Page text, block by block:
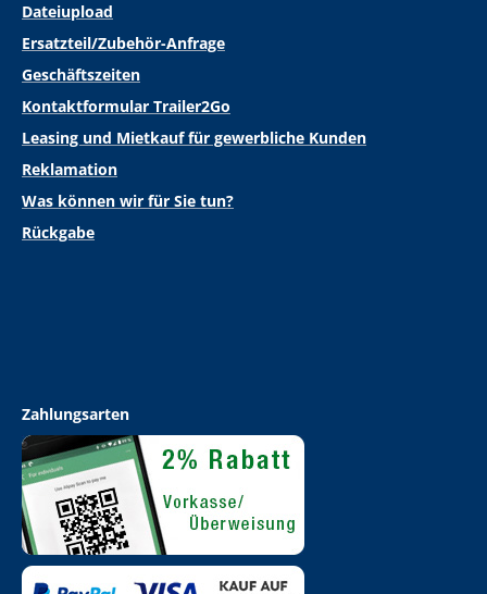
Dateiupload
Ersatzteil/Zubehör-Anfrage
Geschäftszeiten
Kontaktformular Trailer2Go
Leasing und Mietkauf für gewerbliche Kunden
Reklamation
Was können wir für Sie tun?
Rückgabe
Zahlungsarten